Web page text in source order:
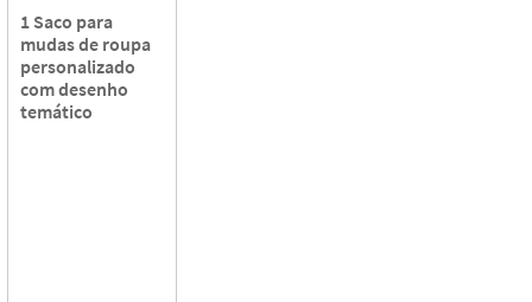
1 Saco para
mudas de roupa
personalizado
com desenho
temático